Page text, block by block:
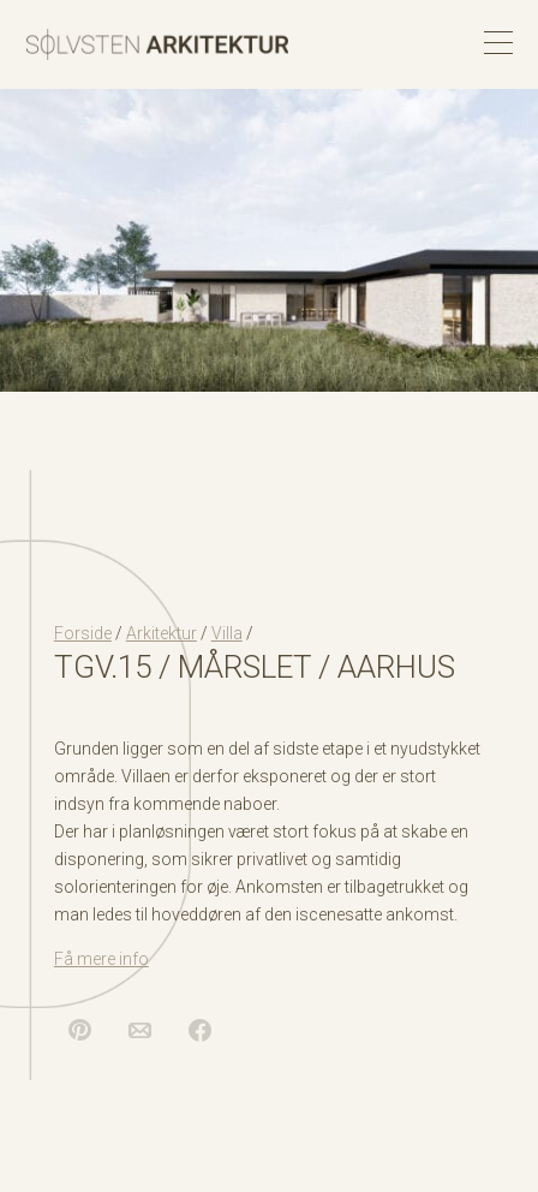
Forside/ Arkitektur/ Villa /
TGV.15 / MÅRSLET / AARHUS
Grunden ligger som en del af sidste etape i et nyudstykket
område. Villaen er derfor eksponeret og der er stort
indsyn fra kommende naboer.
Der har i planløsningen været stort fokus på at skabe en
disponering, som sikrer privatlivet og samtidig
solorienteringen for øje. Ankomsten er tilbagetrukket og
man ledes til hoveddøren af den iscenesatte ankomst.
Få mere info